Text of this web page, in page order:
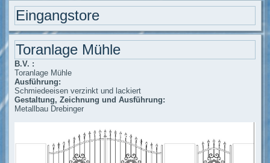
Eingangstore
Toranlage Mühle
B.V. :
Toranlage Mühle
Ausführung:
Schmiedeeisen verzinkt und lackiert
Gestaltung, Zeichnung und Ausführung:
Metallbau Drebinger